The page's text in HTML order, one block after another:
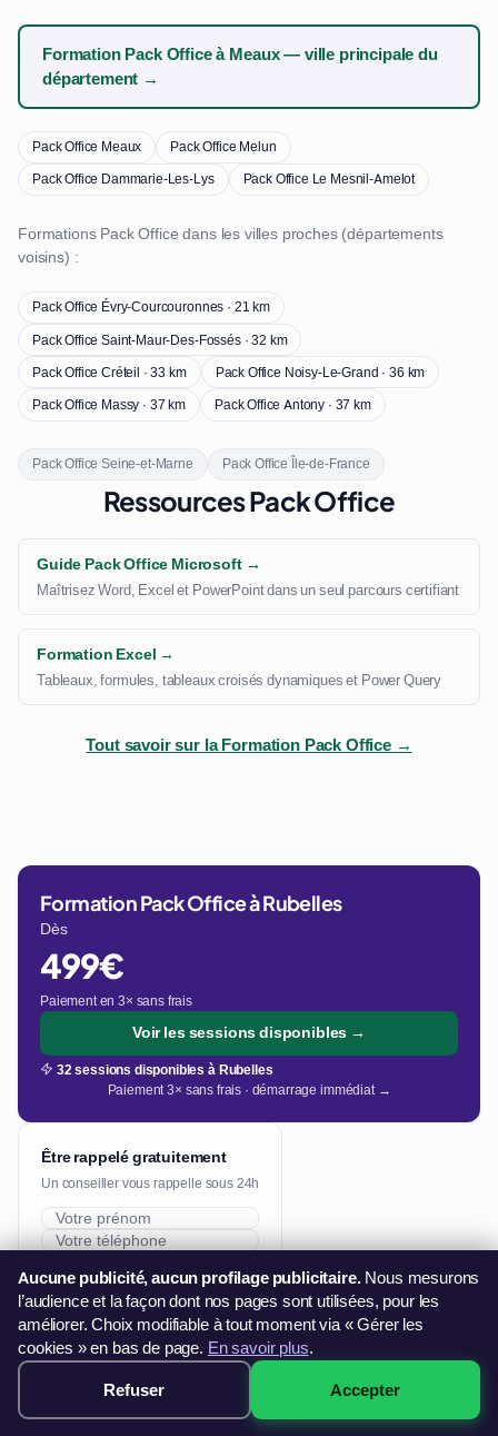
Formation Pack Office à Meaux — ville principale du
département →
Pack Office Meaux
Pack Office Melun
Pack Office Dammarie-Les-Lys
Pack Office Le Mesnil-Amelot
Formations Pack Office dans les villes proches (départements
voisins) :
Pack Office Évry-Courcouronnes · 21 km
Pack Office Saint-Maur-Des-Fossés · 32 km
Pack Office Créteil · 33 km
Pack Office Noisy-Le-Grand · 36 km
Pack Office Massy · 37 km
Pack Office Antony · 37 km
Pack Office Seine-et-Marne Pack Office Île-de-France
Ressources Pack Office
Guide Pack Office Microsoft →
Maîtrisez Word, Excel et PowerPoint dans un seul parcours certifiant
Formation Excel →
Tableaux, formules, tableaux croisés dynamiques et Power Query
Tout savoir sur la Formation Pack Office →
Formation Pack Office à Rubelles
Dès
499€
Paiement en 3× sans frais
Voir les sessions disponibles →
32 sessions disponibles à Rubelles
Paiement 3× sans frais · démarrage immédiat →
Être rappelé gratuitement
Un conseiller vous rappelle sous 24h
Me rappeler sous 24h
Articles Pack Office
499€ · Voir les sessions →
Aucune publicité, aucun profilage publicitaire.Nous mesurons
l’audience et la façon dont nos pages sont utilisées, pour les
améliorer. Choix modifiable à tout moment via « Gérer les
cookies » en bas de page. En savoir plus.
Refuser Accepter